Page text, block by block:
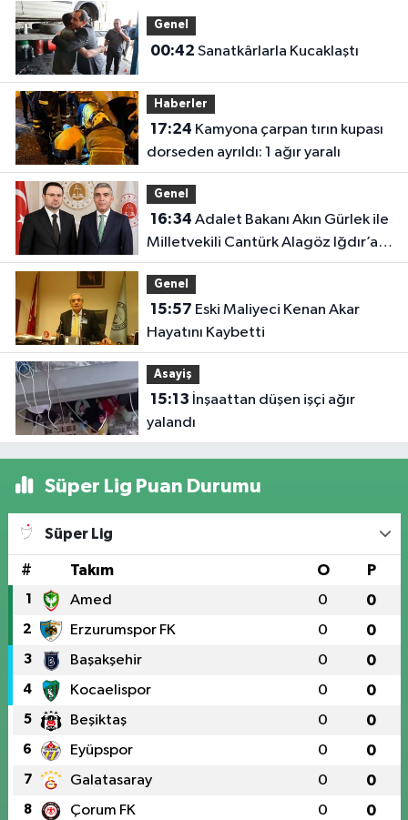
Genel
00:42 Sanatkârlarla Kucaklaştı
Haberler
17:24
dorseden ayrıldı: 1 ağır yaralı
Genel
16:34
Milletvekili Cantürk Alagöz Iğdır’a
Geliyor
Genel
15:57
Hayatını Kaybetti
Asayiş
15:13
yalandı
Süper Lig Puan Durumu
Süper Lig
# Takım O P
1 Amed 0 0
2 Erzurumspor FK 0 0
3 Başakşehir 0 0
4 Kocaelispor 0 0
5 Beşiktaş 0 0
6 Eyüpspor 0 0
7 Galatasaray 0 0
8 Çorum FK 0 0